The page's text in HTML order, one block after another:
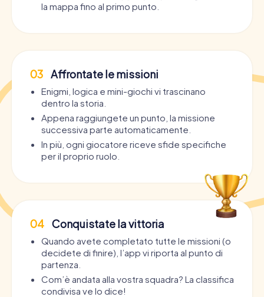
la mappa fino al primo punto.
03 Affrontate le missioni
Enigmi, logica e mini-giochi vi trascinano
dentro la storia.
Appena raggiungete un punto, la missione
successiva parte automaticamente.
In più, ogni giocatore riceve sfide specifiche
per il proprio ruolo.
04 Conquistate la vittoria
Quando avete completato tutte le missioni (o
decidete di finire), l’app vi riporta al punto di
partenza.
Com’è andata alla vostra squadra? La classifica
condivisa ve lo dice!